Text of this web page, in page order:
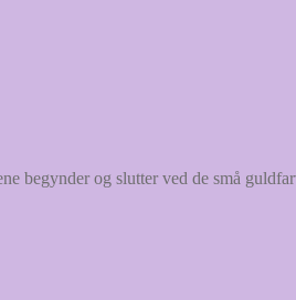
begynder og slutter ved de små